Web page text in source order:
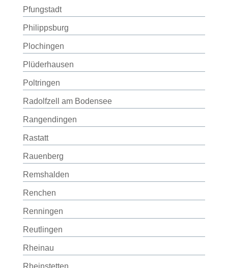
Pfungstadt
Philippsburg
Plochingen
Plüderhausen
Poltringen
Radolfzell am Bodensee
Rangendingen
Rastatt
Rauenberg
Remshalden
Renchen
Renningen
Reutlingen
Rheinau
Rheinstetten